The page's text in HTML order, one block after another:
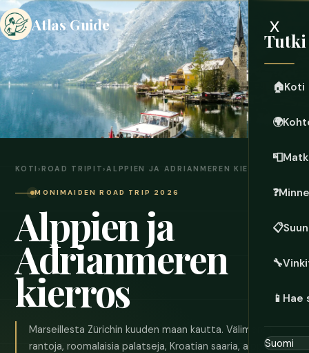
Atlas Guide x
Tutki
🏠Koti
🌍
📮
❓
📋
🔧
📱 Hae
KOTI ›ROAD TRIPIT ›ALPPIEN JA ADRIANMEREN KIERROS
MONIMAIDEN ROAD TRIP 2026
Alppien ja
Adrianmeren
kierros
Marseillesta Zürichin kuuden maan kautta. Välimeren
rantoja, roomalaisia palatseja, Kroatian saaria, alppikuruja